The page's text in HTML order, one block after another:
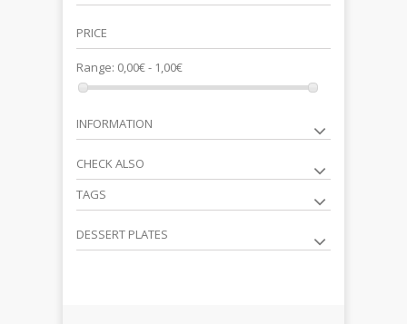
PRICE
Range: 0,00€ - 1,00€
INFORMATION
CHECK ALSO
TAGS
DESSERT PLATES